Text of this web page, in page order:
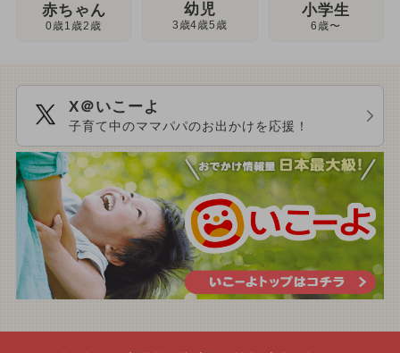
赤ちゃん
0歳1歳2歳
幼児
3歳4歳5歳
小学生
6歳〜
X＠いこーよ
子育て中のママパパのお出かけを応援！